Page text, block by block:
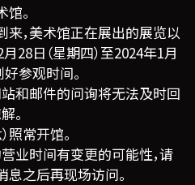
。
，美术馆正在展出的展览以
28日（星期四）至2024年1月
参观时间。
和邮件的问询将无法及时回
。
照常开馆。
业时间有变更的可能性，请
之后再现场访问。